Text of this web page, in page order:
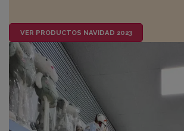
VER PRODUCTOS NAVIDAD 2023